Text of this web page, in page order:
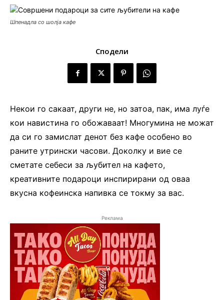
Шпенадла со шолја кафе
Сподели
Некои го сакаат, други не, но затоа, пак, има луѓе
кои навистина го обожаваат! Многумина не можат
да си го замислат денот без кафе особено во
раните утрински часови. Доколку и вие се
сметате себеси за љубител на кафето,
креативните подароци инспирирани од оваа
вкусна кофеинска напивка се токму за вас.
Реклама